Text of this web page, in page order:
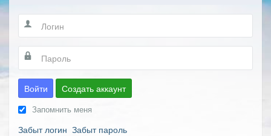
Войти Создать аккаунт
Запомнить меня
Забыт логин Забыт пароль